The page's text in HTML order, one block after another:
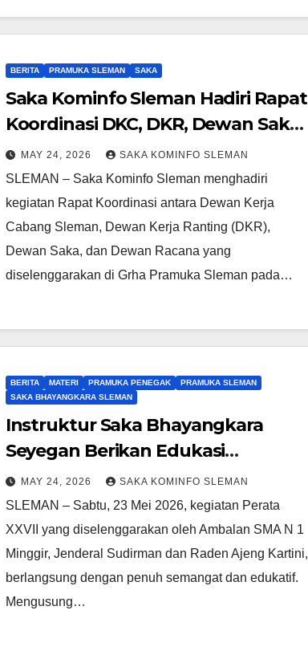
BERITA PRAMUKA SLEMAN SAKA
Saka Kominfo Sleman Hadiri Rapat
Koordinasi DKC, DKR, Dewan Saka,
dan Dewan Racana
MAY 24, 2026 SAKA KOMINFO SLEMAN
SLEMAN – Saka Kominfo Sleman menghadiri
kegiatan Rapat Koordinasi antara Dewan Kerja
Cabang Sleman, Dewan Kerja Ranting (DKR),
Dewan Saka, dan Dewan Racana yang
diselenggarakan di Grha Pramuka Sleman pada…
BERITA MATERI PRAMUKA PENEGAK
PRAMUKA SLEMAN
SAKA BHAYANGKARA SLEMAN
Instruktur Saka Bhayangkara
Seyegan Berikan Edukasi
Penanganan Kebakaran LPG di
Perata XXVII SMA N 1 Minggir
MAY 24, 2026 SAKA KOMINFO SLEMAN
SLEMAN – Sabtu, 23 Mei 2026, kegiatan Perata
XXVII yang diselenggarakan oleh Ambalan SMA N 1
Minggir, Jenderal Sudirman dan Raden Ajeng Kartini,
berlangsung dengan penuh semangat dan edukatif.
Mengusung…